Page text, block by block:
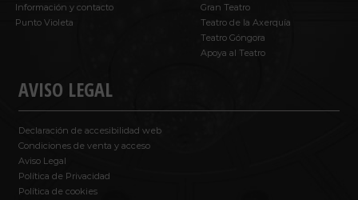
Información y contacto
Punto Violeta
AVISO LEGAL
Declaración de accesibilidad web
Condiciones de venta y acceso
Aviso Legal
Política de Privacidad
Política de cookies
Gran Teatro
Teatro de la Axerquía
Teatro Góngora
Apoya al Teatro